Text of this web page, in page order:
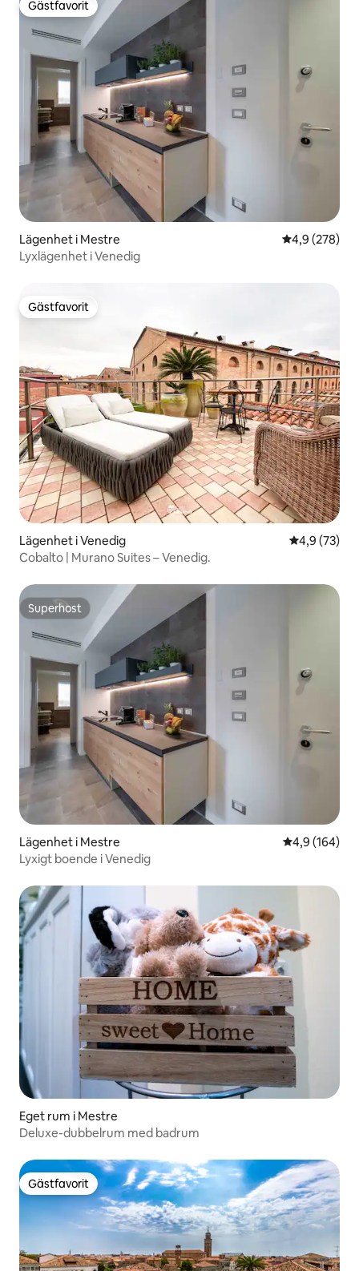
Gästfavorit
Gästfavorit
Lägenhet i Mestre 4,9 av 5 i
4,9 (278)
Lyxlägenhet i Venedig
Gästfavorit
Gästfavorit
Lägenhet i Venedig 4,9 av 5 i
4,9 (73)
Cobalto | Murano Suites – Venedig.
Superhost
Superhost
Lägenhet i Mestre 4,9 av 5 i
4,9 (164)
Lyxigt boende i Venedig
Eget rum i Mestre
Deluxe-dubbelrum med badrum
Gästfavorit
Gästfavorit